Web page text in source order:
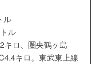
ル
ル
キロ、圏央鶴ヶ島
キロ。東武東上線